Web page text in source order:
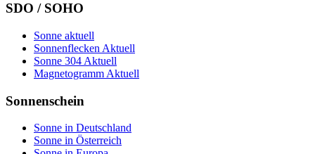
SDO / SOHO
Sonne aktuell
Sonnenflecken Aktuell
Sonne 304 Aktuell
Magnetogramm Aktuell
Sonnenschein
Sonne in Deutschland
Sonne in Österreich